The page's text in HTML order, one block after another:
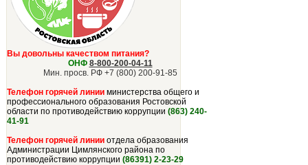
Вы довольны качеством питания?
ОНФ 8-800-200-04-11
Мин. просв. РФ +7 (800) 200-91-85
Телефон горячей линии министерства общего и
профессионального образования Ростовской
области по противодействию коррупции (863) 240-
41-91
Телефон горячей линии отдела образования
Администрации Цимлянского района по
противодействию коррупции (86391) 2-23-29